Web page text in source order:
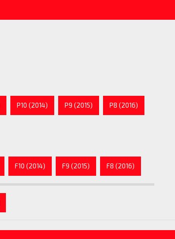
P10 (2014) P9 (2015) P8 (2016)
F10 (2014) F9 (2015) F8 (2016)